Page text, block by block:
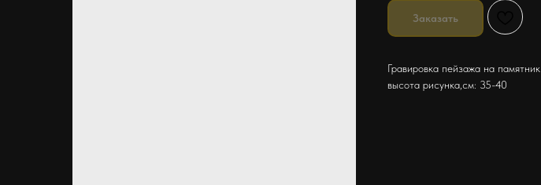
Заказать
Гравировка пейзажа на памятник
высота рисунка,см: 35-40